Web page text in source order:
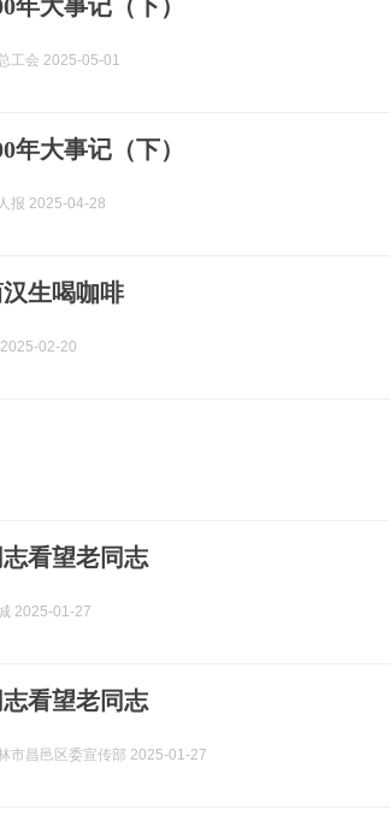
年大事记（下）
工会 2025-05-01
年大事记（下）
报 2025-04-28
生喝咖啡
02-20
看望老同志
2025-01-27
看望老同志
市昌邑区委宣传部 2025-01-27